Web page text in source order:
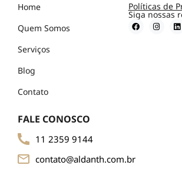
Home
Quem Somos
Serviços
Blog
Contato
Políticas de
Siga nossas
FALE CONOSCO
11 2359 9144
contato@aldanth.com.br